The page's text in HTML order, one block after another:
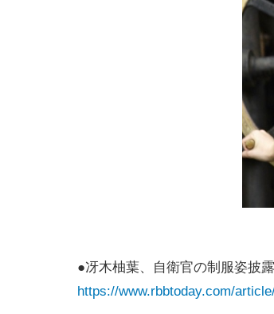
●冴木柚葉、自衛官の制服姿披
https://www.rbbtoday.com/